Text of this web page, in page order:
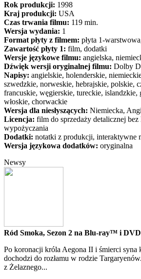
Rok produkcji: 1998
Kraj produkcji: USA
Czas trwania filmu: 119 min.
Wersja wydania: 1
Format płyty z filmem: płyta 1-
Zawartość płyty 1: film, dodatki
Wersje językowe filmu: angielska,
Dźwięk wersji oryginalnej filmu: Dolby
Napisy: angielskie, holenderskie,
szwedzkie, norweskie, hebrajskie, polskie,
francuskie, węgierskie, tureckie, islandzkie,
włoskie, chorwackie
Wersja dla niesłyszących: Niemiecka,
Licencja: film do sprzedaży detalicznej
wypożyczania
Dodatki: notatki z produkcji, interaktywne
Wersja językowa dodatków: oryginalna
Newsy
Ród Smoka, Sezon 2 na Blu-ray™ i
Po koronacji króla Aegona II i śmierci syna
dochodzi do rozłamu w rodzie
z Żelaznego...